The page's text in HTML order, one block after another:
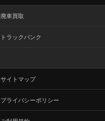
廃車買取
トラックバンク
サイトマップ
プライバシーポリシー